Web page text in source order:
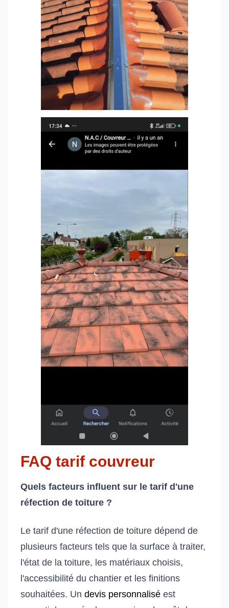
FAQ tarif couvreur
Quels facteurs influent sur le tarif d'une
réfection de toiture ?
Le tarif d'une réfection de toiture dépend de
plusieurs facteurs tels que la surface à traiter,
l'état de la toiture, les matériaux choisis,
l'accessibilité du chantier et les finitions
souhaitées. Un devis personnalisé est